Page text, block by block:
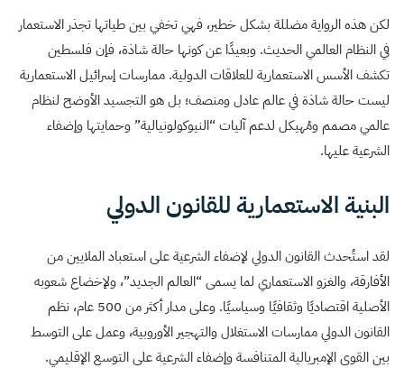
لكن هذه الرواية مضللة بشكل خطير، فهي تخفي بين طياتها تجذر الاستعمار
في النظام العالمي الحديث. وبعيدًا عن كونها حالة شاذة، فإن فلسطين
تكشف الأسس الاستعمارية للعلاقات الدولية. ممارسات إسرائيل الاستعمارية
ليست حالة شاذة في عالم عادل ومنصف؛ بل هو التجسيد الأوضح لنظام
عالمي مصمم ومُهيكل لدعم آليات “النيوكولونيالية” وحمايتها وإضفاء
الشرعية عليها.
البنية الاستعمارية للقانون الدولي
لقد استُحدث القانون الدولي لإضفاء الشرعية على استعباد الملايين من
الأفارقة، والغزو الاستعماري لما يسمى “العالم الجديد”، ولإخضاع شعوبه
الأصلية اقتصاديًا وثقافيًا وسياسيًا. وعلى مدار أكثر من 500 عام، نظم
القانون الدولي ممارسات الاستغلال والتهجير الأوروبية، وعمل على التوسط
بين القوى الإمبريالية المتنافسة وإضفاء الشرعية على التوسع الإقليمي.